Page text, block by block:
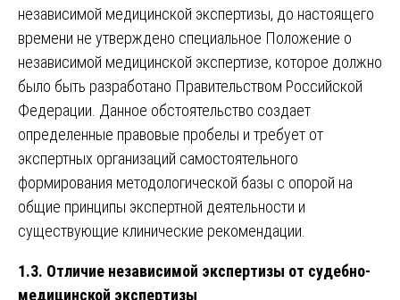
независимой медицинской экспертизы, до настоящего
времени не утверждено специальное Положение о
независимой медицинской экспертизе, которое должно
было быть разработано Правительством Российской
Федерации. Данное обстоятельство создает
определенные правовые пробелы и требует от
экспертных организаций самостоятельного
формирования методологической базы с опорой на
общие принципы экспертной деятельности и
существующие клинические рекомендации.
1.3. Отличие независимой экспертизы от судебно-
медицинской экспертизы